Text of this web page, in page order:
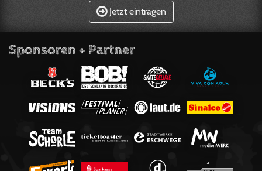
Jetzt eintragen
Sponsoren + Partner